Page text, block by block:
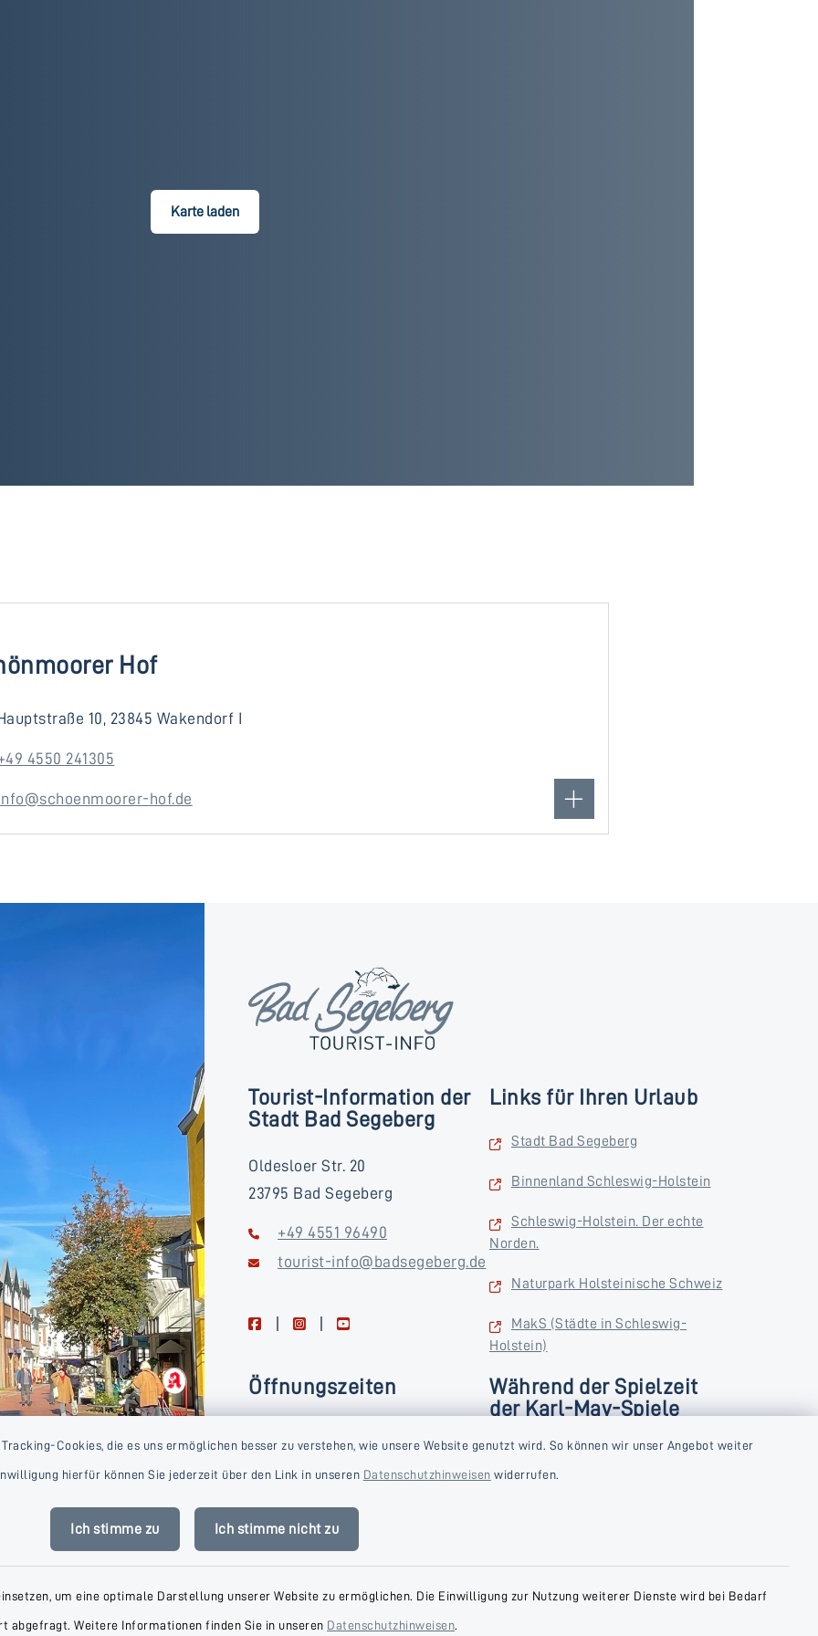
Cookies, die es uns ermöglichen besser zu verstehen, wie unsere Website genutzt wird. So können wir unser Angebot weiter
hierfür können Sie jederzeit über den Link in unseren Datenschutzhinweisen widerrufen.
Ich stimme zu Ich stimme nicht zu
um eine optimale Darstellung unserer Website zu ermöglichen. Die Einwilligung zur Nutzung weiterer Dienste wird bei Bedarf
abgefragt. Weitere Informationen finden Sie in unseren Datenschutzhinweisen.
Karte laden
Hof
10, 23845 Wakendorf I
4550 241305
hof.de
Tourist-Information der
Stadt Bad Segeberg
Oldesloer Str. 20
23795 Bad Segeberg
+49 4551 96490
tourist-info@badsegeberg.de
facebookinstagramyoutube
Links für Ihren Urlaub
Stadt Bad Segeberg
Binnenland Schleswig-Holstein
Schleswig-Holstein. Der echte
Norden.
Naturpark Holsteinische Schweiz
MakS (Städte in Schleswig-
Holstein)
Öffnungszeiten
Freitag
09:00-16:00 Uhr
Mittwoch
09:00-14:00 Uhr
Während der Spielzeit
der Karl-May-Spiele
Donnerstag und Freitag